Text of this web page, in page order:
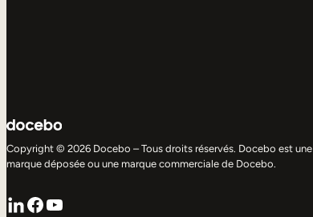
Copyright © 2026 Docebo – Tous droits réservés. Docebo est une
marque déposée ou une marque commerciale de Docebo.
LinkedIn
Facebook
YouTube